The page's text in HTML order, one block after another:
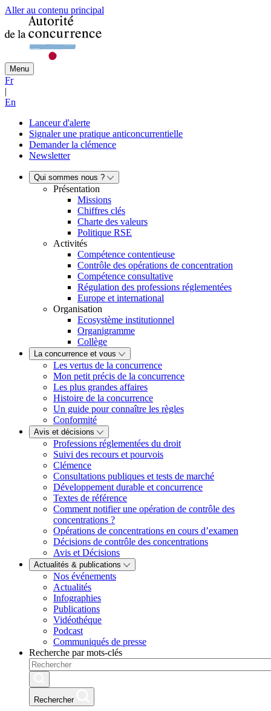
Aller au contenu principal
Menu
Fr
|
En
Lanceur d'alerte
Signaler une pratique anticoncurrentielle
Demander la clémence
Newsletter
Qui sommes nous ?
Présentation
Missions
Chiffres clés
Charte des valeurs
Politique RSE
Activités
Compétence contentieuse
Contrôle des opérations de concentration
Compétence consultative
Régulation des professions réglementées
Europe et international
Organisation
Ecosystème institutionnel
Organigramme
Collège
La concurrence et vous
Les vertus de la concurrence
Mon petit précis de la concurrence
Les plus grandes affaires
Histoire de la concurrence
Un guide pour connaître les règles
Conformité
Avis et décisions
Professions réglementées du droit
Suivi des recours et pourvois
Clémence
Consultations publiques et tests de marché
Développement durable et concurrence
Textes de référence
Comment notifier une opération de contrôle des
concentrations ?
Opérations de concentrations en cours d’examen
Décisions de contrôle des concentrations
Avis et Décisions
Actualités & publications
Nos événements
Actualités
Infographies
Publications
Vidéothéque
Podcast
Communiqués de presse
Recherche par mots-clés
Rechercher